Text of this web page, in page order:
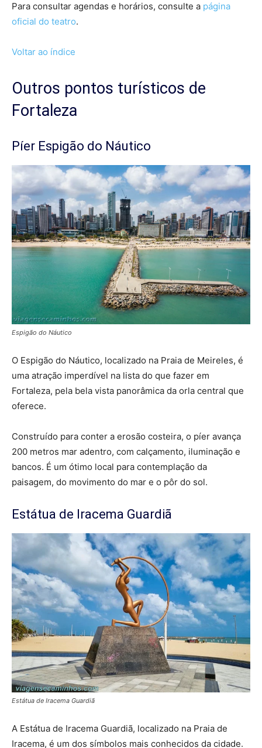
Para consultar agendas e horários, consulte a página
oficial do teatro.
Voltar ao índice
Outros pontos turísticos de
Fortaleza
Píer Espigão do Náutico
Espigão do Náutico
O Espigão do Náutico, localizado na Praia de Meireles, é
uma atração imperdível na lista do que fazer em
Fortaleza, pela bela vista panorâmica da orla central que
oferece.
Construído para conter a erosão costeira, o píer avança
200 metros mar adentro, com calçamento, iluminação e
bancos. É um ótimo local para contemplação da
paisagem, do movimento do mar e o pôr do sol.
Estátua de Iracema Guardiã
Estátua de Iracema Guardiã
A Estátua de Iracema Guardiã, localizado na Praia de
Iracema, é um dos símbolos mais conhecidos da cidade.